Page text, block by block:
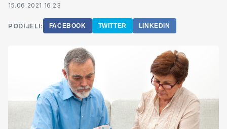
15.06.2021 16:23
PODIJELI: FACEBOOK TWITTER LINKEDIN